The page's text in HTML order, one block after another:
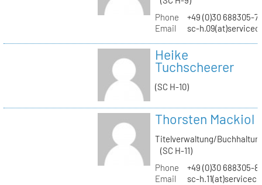
Phone
+49 (0)30 688305-
Email
sc-
Heike
Tuchscheerer
(SC H-10)
Thorsten Mackiol
Titelverwaltung/
(SC H-11)
Phone
+49 (0)30 688305-
Email
sc-